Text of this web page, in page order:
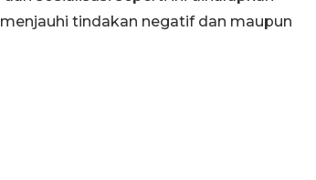
tindakan negatif dan maupun